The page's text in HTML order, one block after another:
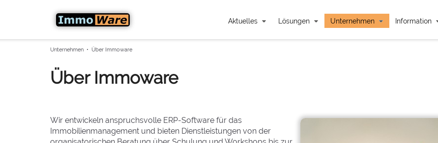
Aktuelles Lösungen Unternehmen Information
Unternehmen • Über Immoware
Über Immoware
Wir entwickeln anspruchsvolle ERP-Software für das
Immobilienmanagement und bieten Dienstleistungen von der